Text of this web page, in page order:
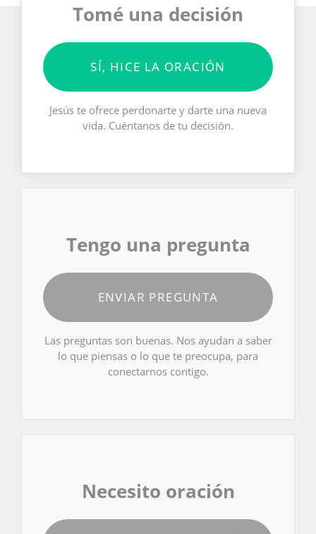
Tomé una decisión
SÍ, HICE LA ORACIÓN
Jesús te ofrece perdonarte y darte una nueva
vida. Cuéntanos de tu decisión.
Tengo una pregunta
ENVIAR PREGUNTA
Las preguntas son buenas. Nos ayudan a saber
lo que piensas o lo que te preocupa, para
conectarnos contigo.
Necesito oración